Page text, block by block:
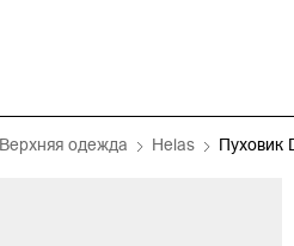
Верхняя одежда Helas Пуховик